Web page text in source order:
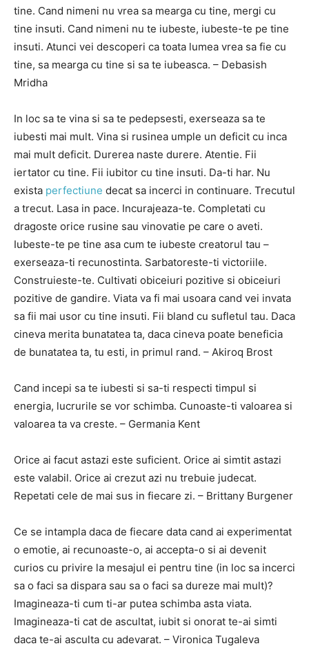
tine. Cand nimeni nu vrea sa mearga cu tine, mergi cu
tine insuti. Cand nimeni nu te iubeste, iubeste-te pe tine
insuti. Atunci vei descoperi ca toata lumea vrea sa fie cu
tine, sa mearga cu tine si sa te iubeasca. – Debasish
Mridha
In loc sa te vina si sa te pedepsesti, exerseaza sa te
iubesti mai mult. Vina si rusinea umple un deficit cu inca
mai mult deficit. Durerea naste durere. Atentie. Fii
iertator cu tine. Fii iubitor cu tine insuti. Da-ti har. Nu
exista perfectiune decat sa incerci in continuare. Trecutul
a trecut. Lasa in pace. Incurajeaza-te. Completati cu
dragoste orice rusine sau vinovatie pe care o aveti.
Iubeste-te pe tine asa cum te iubeste creatorul tau –
exerseaza-ti recunostinta. Sarbatoreste-ti victoriile.
Construieste-te. Cultivati obiceiuri pozitive si obiceiuri
pozitive de gandire. Viata va fi mai usoara cand vei invata
sa fii mai usor cu tine insuti. Fii bland cu sufletul tau. Daca
cineva merita bunatatea ta, daca cineva poate beneficia
de bunatatea ta, tu esti, in primul rand. – Akiroq Brost
Cand incepi sa te iubesti si sa-ti respecti timpul si
energia, lucrurile se vor schimba. Cunoaste-ti valoarea si
valoarea ta va creste. – Germania Kent
Orice ai facut astazi este suficient. Orice ai simtit astazi
este valabil. Orice ai crezut azi nu trebuie judecat.
Repetati cele de mai sus in fiecare zi. – Brittany Burgener
Ce se intampla daca de fiecare data cand ai experimentat
o emotie, ai recunoaste-o, ai accepta-o si ai devenit
curios cu privire la mesajul ei pentru tine (in loc sa incerci
sa o faci sa dispara sau sa o faci sa dureze mai mult)?
Imagineaza-ti cum ti-ar putea schimba asta viata.
Imagineaza-ti cat de ascultat, iubit si onorat te-ai simti
daca te-ai asculta cu adevarat. – Vironica Tugaleva